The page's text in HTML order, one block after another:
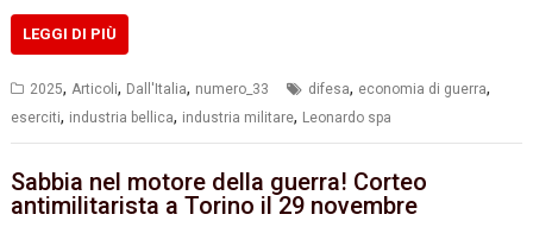
LEGGI DI PIÙ
2025, Articoli, Dall'Italia, numero_33 difesa, economia di guerra,
eserciti, industria bellica, industria militare, Leonardo spa
Sabbia nel motore della guerra! Corteo
antimilitarista a Torino il 29 novembre